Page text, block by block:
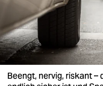
nord
wahrheit
verlag
Beengt, nervig, riskant –